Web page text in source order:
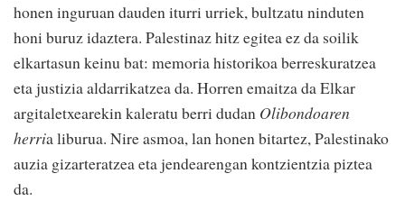
honen inguruan dauden iturri urriek, bultzatu ninduten
honi buruz idaztera. Palestinaz hitz egitea ez da soilik
elkartasun keinu bat: memoria historikoa berreskuratzea
eta justizia aldarrikatzea da. Horren emaitza da Elkar
argitaletxearekin kaleratu berri dudan Olibondoaren
herria liburua. Nire asmoa, lan honen bitartez, Palestinako
auzia gizarteratzea eta jendearengan kontzientzia piztea
da.